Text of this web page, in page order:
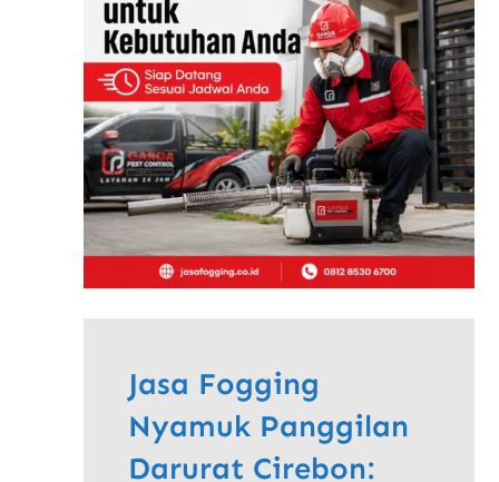
Jasa Fogging
Nyamuk Panggilan
Darurat Cirebon: